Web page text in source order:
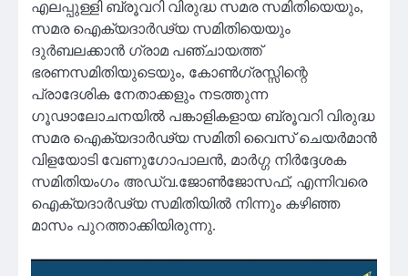
എലപ്പുള്ളി ബ്രൂവറി വിരുദ്ധ സമര സമിതിയെയും,
സമര ഐക്യദാർഢ്യ സമിതിയെയും
ദുർബലക്കാൻ ഗ്രാമ പഞ്ചായത്ത്
ഭരണസമിതിയുടെയും, കോൺഗ്രസ്സിന്റെ
പ്രാദേശിക നേതാക്കളും നടത്തുന്ന
ഗൂഢാലോചനയിൽ പങ്കാളികളായ ബ്രൂവറി വിരുദ്ധ
സമര ഐക്യദാർഢ്യ സമിതി വൈസ് ചെയർമാൻ
വിളയോടി വേണുഗോപാലൻ, മാർഗ്ഗ നിർദ്ദേശക
സമിതിയംഗം അഡ്വ.ജോൺജോസഫ്, എന്നിവരെ
ഐക്യദാർഢ്യ സമിതിയിൽ നിന്നും കഴിഞ്ഞ
മാസം പുറത്താക്കിയിരുന്നു.